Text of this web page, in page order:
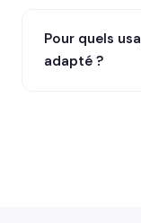
Pour quels
adapté ?